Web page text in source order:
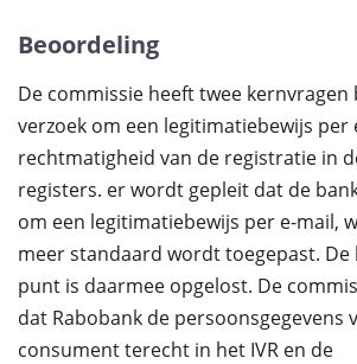
Beoordeling
De commissie heeft twee
verzoek om een legitimatiebewijs per
rechtmatigheid van de registratie in
registers. er wordt gepleit dat de
om een legitimatiebewijs per e-mail,
meer standaard wordt toegepast.
punt is daarmee opgelost. De
dat Rabobank de persoonsgegevens
consument terecht in het IVR en de